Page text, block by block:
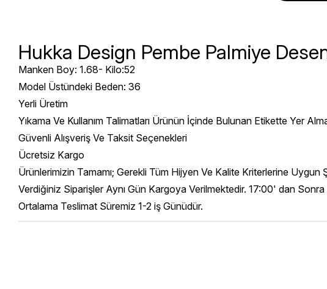
Hukka Design Pembe Palmiye
Manken Boy: 1.68- Kilo:52
Model Üstündeki Beden: 36
Yerli Üretim
Yıkama Ve Kullanım Talimatları Ürünün İçinde Bulunan Etikette Yer
Güvenli Alışveriş Ve Taksit Seçenekleri
Ücretsiz Kargo
Ürünlerimizin Tamamı; Gerekli Tüm Hijyen Ve Kalite Kriterlerine Uygun
Verdiğiniz Siparişler Aynı Gün Kargoya Verilmektedir. 17:00' dan
Ortalama Teslimat Süremiz 1-2 iş Günüdür.